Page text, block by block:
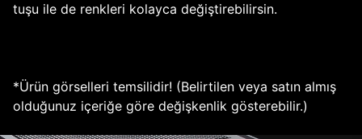
tuşu ile de renkleri kolayca değiştirebilirsin.
*Ürün görselleri temsilidir! (Belirtilen veya satın almış
olduğunuz içeriğe göre değişkenlik gösterebilir.)